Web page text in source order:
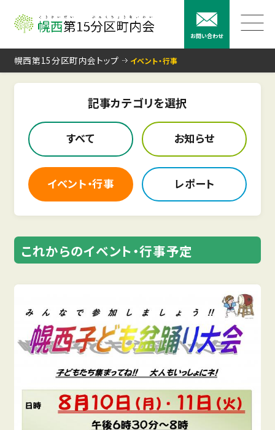
お問い合わせ
幌西第15分区町内会トップ イベント・行事
記事カテゴリを選択
すべて お知らせ
イベント・行事 レポート
これからのイベント・行事予定